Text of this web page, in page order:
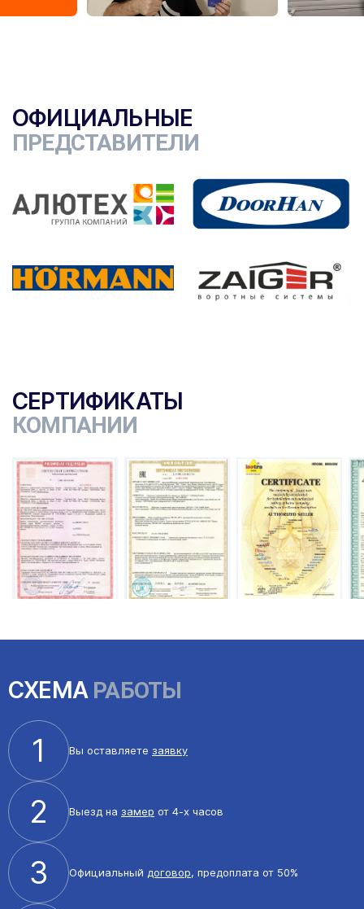
ОФИЦИАЛЬНЫЕ
ПРЕДСТАВИТЕЛИ
СЕРТИФИКАТЫ
КОМПАНИИ
СХЕМАРАБОТЫ
1 Вы оставляете заявку
2 Выезд на замер от 4-х часов
3 Официальный договор, предоплата от 50%